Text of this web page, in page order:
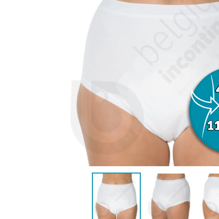
VROUWEN
ZWEMKLEDING
CONTINENTIEHULP
ZWEMLUIER KINDEREN ZWEMPAK
HYGIËNE & VERZORGING